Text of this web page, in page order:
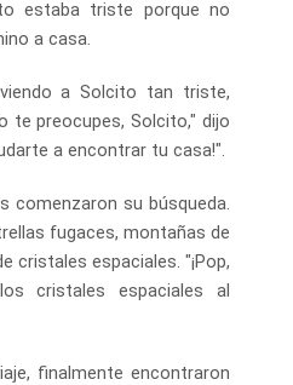
estaba triste porque no
a casa.
a Solcito tan triste,
te preocupes, Solcito," dijo
a encontrar tu casa!".
comenzaron su búsqueda.
fugaces, montañas de
cristales espaciales. "¡Pop,
cristales espaciales al
finalmente encontraron